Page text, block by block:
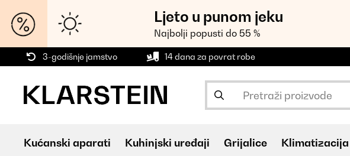
Ljeto u punom jeku
Najbolji popusti do 55 %
3-godišnje jamstvo 14 dana za povrat robe
Kućanski aparati Kuhinjski uređaji Grijalice Klimatizacija